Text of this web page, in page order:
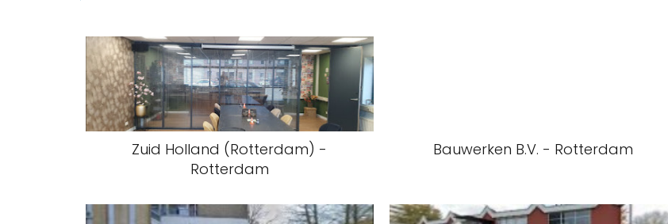
Zuid Holland (Rotterdam) -
Rotterdam
Bauwerken B.V. - Rotterdam